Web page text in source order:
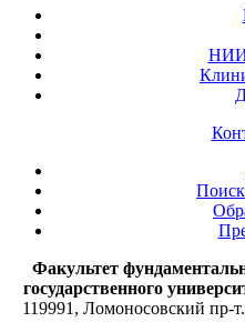
НИИ
Поиск
Факультет
государственного
119991, Ломоносовский пр-